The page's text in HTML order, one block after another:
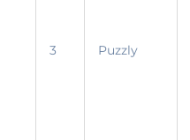
3 Puzzly